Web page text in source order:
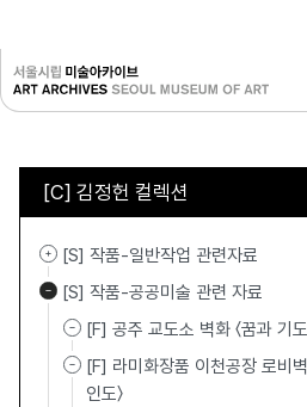
[C] 김정헌 컬렉션
[S] 작품-일반작업 관련자료
[S] 작품-공공미술 관련 자료
[F] 공주 교도소 벽화 〈꿈과 기도
[F] 라미화장품 이천공장 로비벽
인도〉